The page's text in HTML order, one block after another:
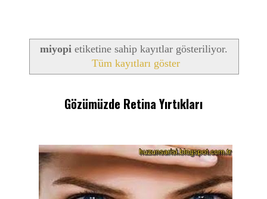
miyopi etiketine sahip kayıtlar gösteriliyor.
Tüm kayıtları göster
Gözümüzde Retina Yırtıkları